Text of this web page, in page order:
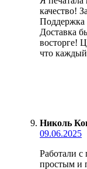
качество!
Поддержка
Доставка
восторге!
что
Николь
09.06.2025
Работали с
простым и